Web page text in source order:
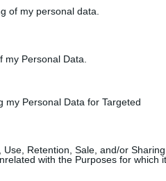
of my personal data.
Personal Data.
my Personal Data for Targeted
Retention, Sale, and/or Sharing
with the Purposes for which it